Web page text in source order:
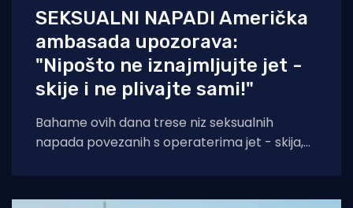
SEKSUALNI NAPADI Američka
ambasada upozorava:
"Nipošto ne iznajmljujte jet -
skije i ne plivajte sami!"
Bahame ovih dana trese niz seksualnih
napada povezanih s operaterima jet - skija,